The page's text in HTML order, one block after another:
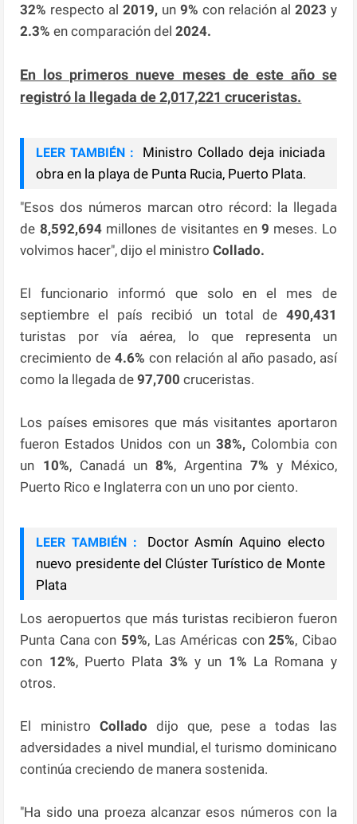
32% respecto al 2019, un9% con relación al 2023 y
2.3% en comparación del2024.
En los primeros nueve meses de este año se
registró la llegada de 2,017,221 cruceristas.
LEER TAMBIÉN :
Ministro Collado deja iniciada
obra en la playa de Punta Rucia, Puerto Plata.
"Esos dos números marcan otro récord: la llegada
de 8,592,694millones de visitantes en9 meses. Lo
volvimos hacer", dijo el ministroCollado.
El funcionario informó que solo en el mes de
septiembre el país recibió un total de 490,431
turistas por vía aérea, lo que representa un
crecimiento de4.6% con relación al año pasado, así
como la llegada de97,700cruceristas.
Los países emisores que más visitantes aportaron
fueron Estados Unidos con un 38%,Colombia con
un 10%, Canadá un8%, Argentina 7% y México,
Puerto Rico e Inglaterra con un uno por ciento.
LEER TAMBIÉN :
Doctor Asmín Aquino electo
nuevo presidente del Clúster Turístico de Monte
Plata
Los aeropuertos que más turistas recibieron fueron
Punta Cana con 59%, Las Américas con25%, Cibao
con 12%, Puerto Plata 3%y un 1% La Romana y
otros.
El ministro Collado dijo que, pese a todas las
adversidades a nivel mundial, el turismo dominicano
continúa creciendo de manera sostenida.
"Ha sido una proeza alcanzar esos números con la